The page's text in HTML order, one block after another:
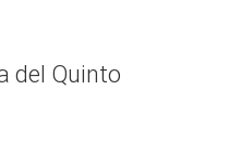
del Quinto